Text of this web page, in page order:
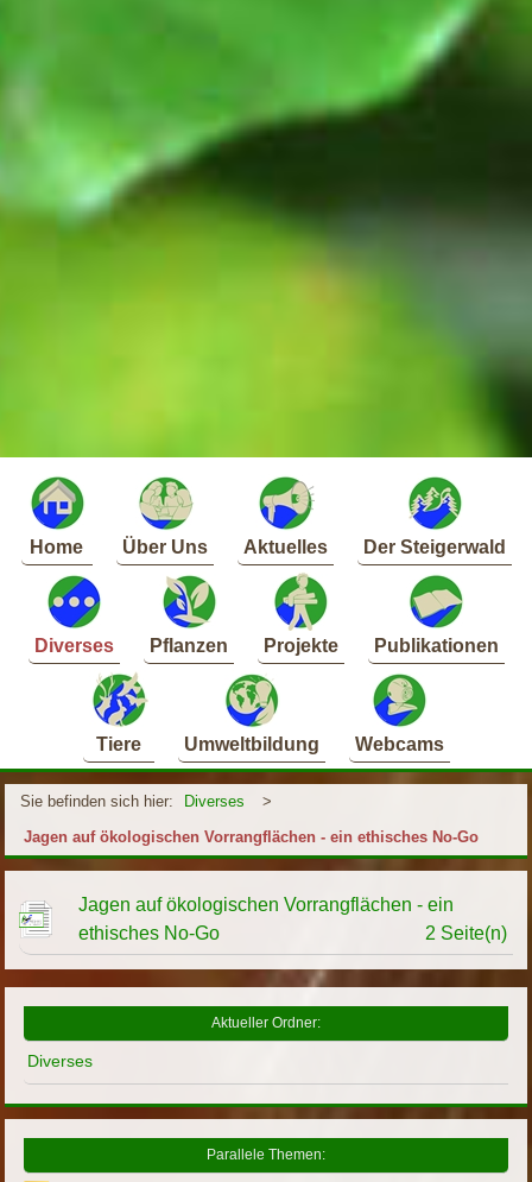
Home Über Uns Aktuelles Der Steigerwald
Diverses Pflanzen Projekte Publikationen
Tiere Umweltbildung Webcams
Sie befinden sich hier: Diverses
>
Jagen auf ökologischen Vorrangflächen - ein ethisches No-Go
Jagen auf ökologischen Vorrangflächen - ein
ethisches No-Go
2 Seite(n)
Aktueller Ordner:
Diverses
Parallele Themen: